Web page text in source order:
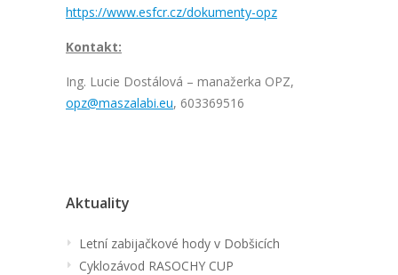
https://www.esfcr.cz/dokumenty-opz
Kontakt:
Ing. Lucie Dostálová – manažerka OPZ,
opz@maszalabi.eu, 603369516
Aktuality
Letní zabijačkové hody v Dobšicích
Cyklozávod RASOCHY CUP